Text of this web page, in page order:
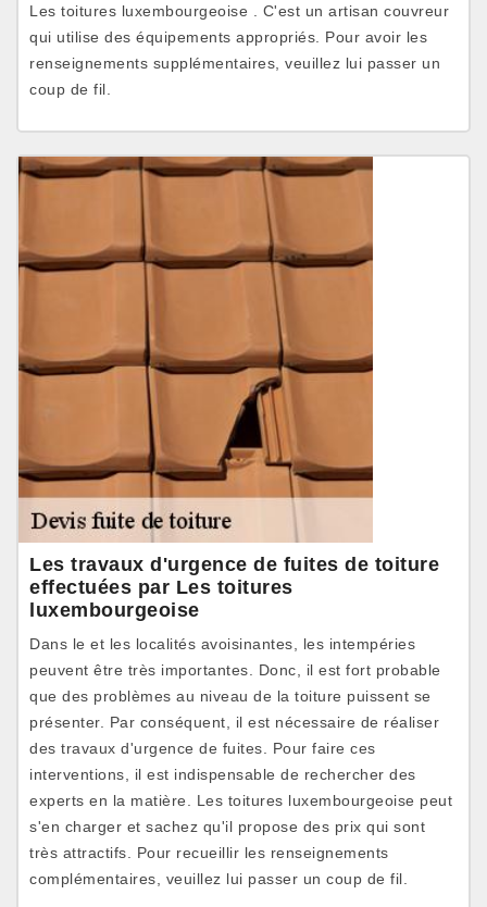
Les toitures luxembourgeoise . C'est un artisan couvreur
qui utilise des équipements appropriés. Pour avoir les
renseignements supplémentaires, veuillez lui passer un
coup de fil.
Les travaux d'urgence de fuites de toiture
effectuées par Les toitures
luxembourgeoise
Dans le et les localités avoisinantes, les intempéries
peuvent être très importantes. Donc, il est fort probable
que des problèmes au niveau de la toiture puissent se
présenter. Par conséquent, il est nécessaire de réaliser
des travaux d'urgence de fuites. Pour faire ces
interventions, il est indispensable de rechercher des
experts en la matière. Les toitures luxembourgeoise peut
s'en charger et sachez qu'il propose des prix qui sont
très attractifs. Pour recueillir les renseignements
complémentaires, veuillez lui passer un coup de fil.